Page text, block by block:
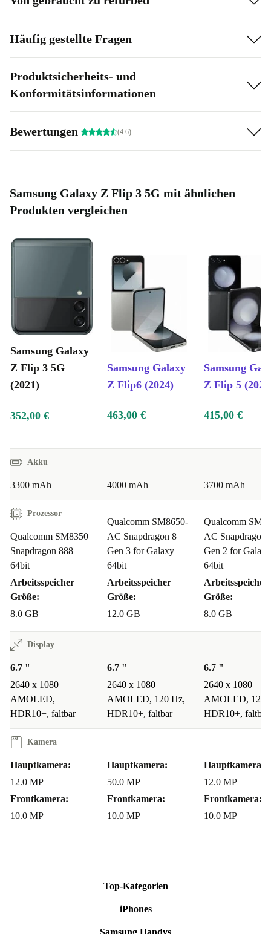
Häufig gestellte Fragen
Produktsicherheits- und
Konformitätsinformationen
Bewertungen (4.6)
Samsung Galaxy Z Flip 3 5G mit ähnlichen
Produkten vergleichen
Samsung Galaxy
Z Flip 3 5G
(2021)
Samsung Galaxy
Z Flip6 (2024)
Samsung
Z Flip 5
352,00 € 463,00 € 415,00 €
Akku
3300 mAh 4000 mAh 3700 mAh
Prozessor
Qualcomm SM8350
Snapdragon 888
64bit
Arbeitsspeicher
Größe:
8.0 GB
Qualcomm SM8650-
AC Snapdragon 8
Gen 3 for Galaxy
64bit
Arbeitsspeicher
Größe:
12.0 GB
Qualcomm
AC Snapdragon
Gen 2 for Galaxy
64bit
Arbeitsspeicher
Größe:
8.0 GB
Display
6.7 "
2640 x 1080
AMOLED,
HDR10+, faltbar
6.7 "
2640 x 1080
AMOLED, 120 Hz,
HDR10+, faltbar
6.7 "
2640 x 1080
AMOLED, 120
HDR10+, faltbar
Kamera
Hauptkamera:
12.0 MP
Frontkamera:
10.0 MP
Hauptkamera:
50.0 MP
Frontkamera:
10.0 MP
Hauptkamera:
12.0 MP
Frontkamera:
10.0 MP
Top-Kategorien
iPhones